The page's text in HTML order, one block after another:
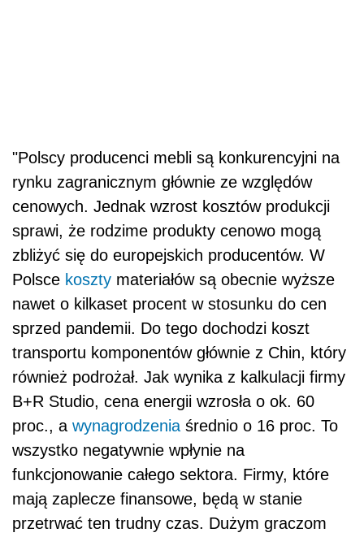
"Polscy producenci mebli są konkurencyjni na
rynku zagranicznym głównie ze względów
cenowych. Jednak wzrost kosztów produkcji
sprawi, że rodzime produkty cenowo mogą
zbliżyć się do europejskich producentów. W
Polsce koszty materiałów są obecnie wyższe
nawet o kilkaset procent w stosunku do cen
sprzed pandemii. Do tego dochodzi koszt
transportu komponentów głównie z Chin, który
również podrożał. Jak wynika z kalkulacji firmy
B+R Studio, cena energii wzrosła o ok. 60
proc., a wynagrodzenia średnio o 16 proc. To
wszystko negatywnie wpłynie na
funkcjonowanie całego sektora. Firmy, które
mają zaplecze finansowe, będą w stanie
przetrwać ten trudny czas. Dużym graczom